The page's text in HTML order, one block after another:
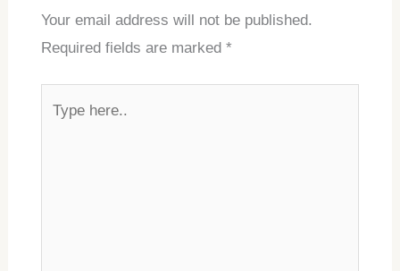
Your email address will not be published.
Required fields are marked *